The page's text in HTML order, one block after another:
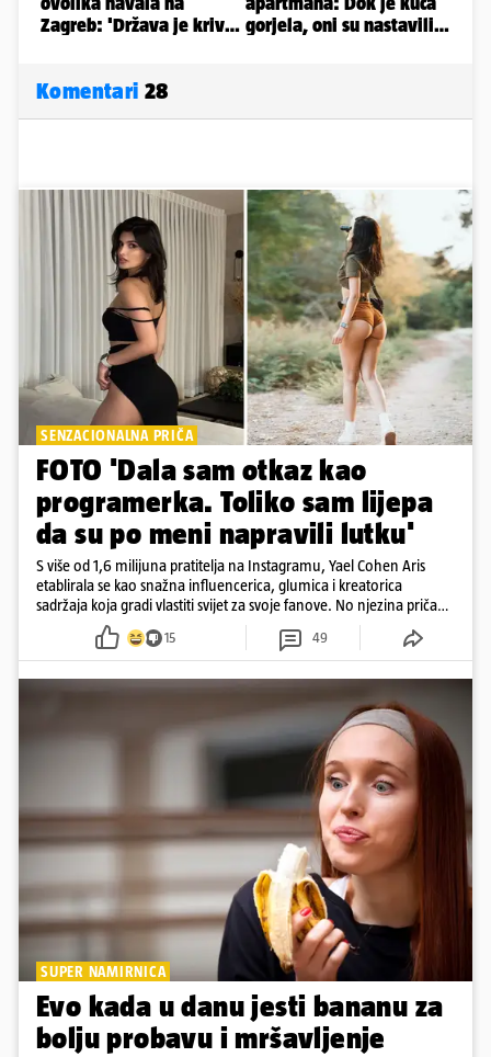
Komentari 28
SENZACIONALNA PRIČA
FOTO 'Dala sam otkaz kao
programerka. Toliko sam lijepa
da su po meni napravili lutku'
S više od 1,6 milijuna pratitelja na Instagramu, Yael Cohen Aris
etablirala se kao snažna influencerica, glumica i kreatorica
sadržaja koja gradi vlastiti svijet za svoje fanove. No njezina priča
pokazuje da online slava dolazi i s neočekivanim izazovima
15 49
SUPER NAMIRNICA
Evo kada u danu jesti bananu za
bolju probavu i mršavljenje